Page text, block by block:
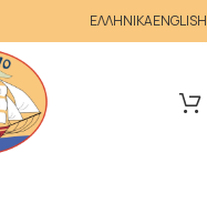
ΕΛΛΗΝΙΚΑENGLISH